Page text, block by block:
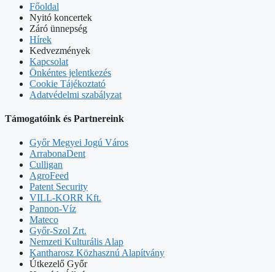
Főoldal
Nyitó koncertek
Záró ünnepség
Hírek
Kedvezmények
Kapcsolat
Önkéntes jelentkezés
Cookie Tájékoztató
Adatvédelmi szabályzat
Támogatóink és Partnereink
Győr Megyei Jogú Város
ArrabonaDent
Culligan
AgroFeed
Patent Security
VILL-KORR Kft.
Pannon-Víz
Mateco
Győr-Szol Zrt.
Nemzeti Kulturális Alap
Kantharosz Közhasznú Alapítvány
Útkezelő Győr